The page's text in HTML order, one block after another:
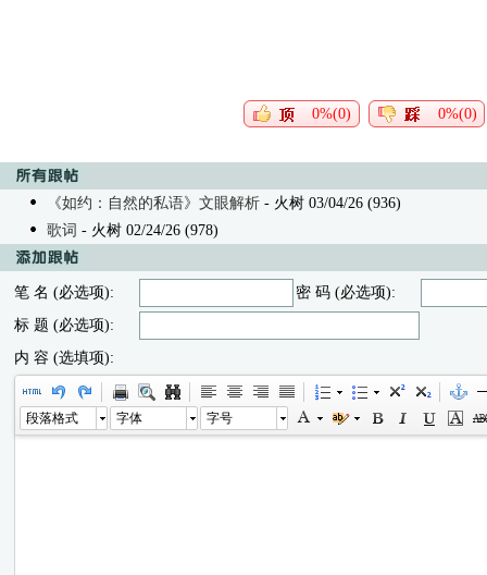
0%(0) 0%(0)
《如约：自然的私语》文眼解析 - 火树 03/04/26 (936)
歌词 - 火树 02/24/26 (978)
笔 名 (必选项):
密 码 (必选项):
标 题 (必选项):
内 容 (选填项):
段落格式 字体 字号